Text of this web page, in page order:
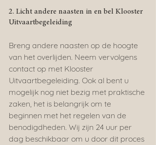
2. Licht andere naasten in en bel Klooster
Uitvaartbegeleiding
Breng andere naasten op de hoogte
van het overlijden. Neem vervolgens
contact op met Klooster
Uitvaartbegeleiding. Ook al bent u
mogelijk nog niet bezig met praktische
zaken, het is belangrijk om te
beginnen met het regelen van de
benodigdheden. Wij zijn 24 uur per
dag beschikbaar om u door dit proces